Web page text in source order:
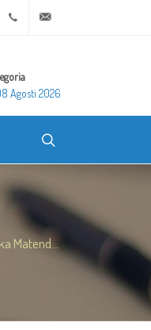
Youtube +20 2 25970400
Agosti 2026
Matend...